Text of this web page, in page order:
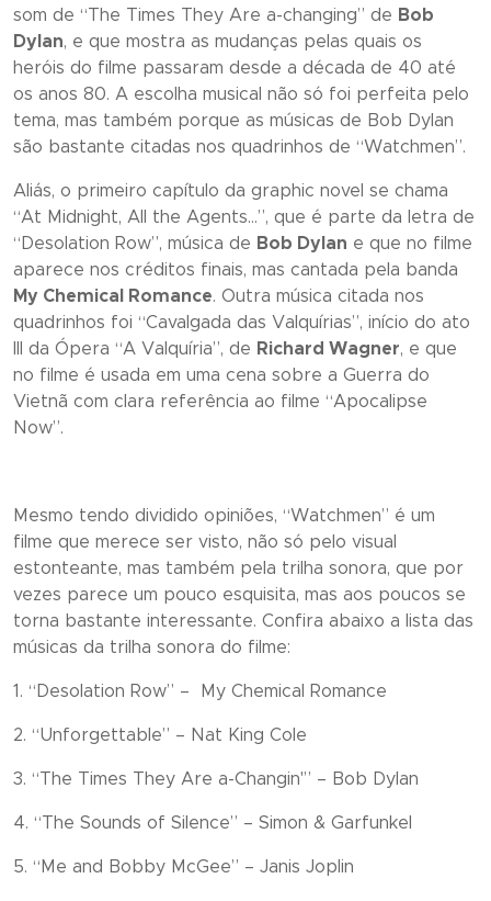
som de “ The Times They Are a-changing” de Bob
Dylan, e que mostra as mudanças pelas quais os
heróis do filme passaram desde a década de 40 até
os anos 80. A escolha musical não só foi perfeita pelo
tema, mas também porque as músicas de Bob Dylan
são bastante citadas nos quadrinhos de “Watchmen”.
Aliás, o primeiro capítulo da graphic novel se chama
“At Midnight, All the Agents…”, que é parte da letra de
“ Desolation Row”, música de Bob Dylan e que no filme
aparece nos créditos finais, mas cantada pela banda
My Chemical Romance. Outra música citada nos
quadrinhos foi “Cavalgada das Valquírias”, início do ato
III da Ópera “A Valquíria”, de Richard Wagner, e que
no filme é usada em uma cena sobre a Guerra do
Vietnã com clara referência ao filme “Apocalipse
Now”.
Mesmo tendo dividido opiniões, “Watchmen” é um
filme que merece ser visto, não só pelo visual
estonteante, mas também pela trilha sonora, que por
vezes parece um pouco esquisita, mas aos poucos se
torna bastante interessante. Confira abaixo a lista das
músicas da trilha sonora do filme:
1. “Desolation Row” – My Chemical Romance
2. “Unforgettable” – Nat King Cole
3. “The Times They Are a-Changin'” – Bob Dylan
4. “The Sounds of Silence” – Simon & Garfunkel
5. “Me and Bobby McGee” – Janis Joplin